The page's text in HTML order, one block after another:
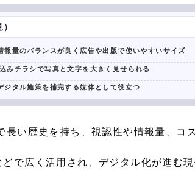
報量のバランスが良く広告や出版で使いやすいサイズ
みチラシで写真と文字を大きく見せられる
ジタル施策を補完する媒体として役立つ
長い 歴史 を持ち、視認性や情報量、コ
で広く活用され、デジタル化が進む